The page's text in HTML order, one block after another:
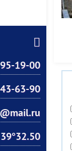
19-00
63-90